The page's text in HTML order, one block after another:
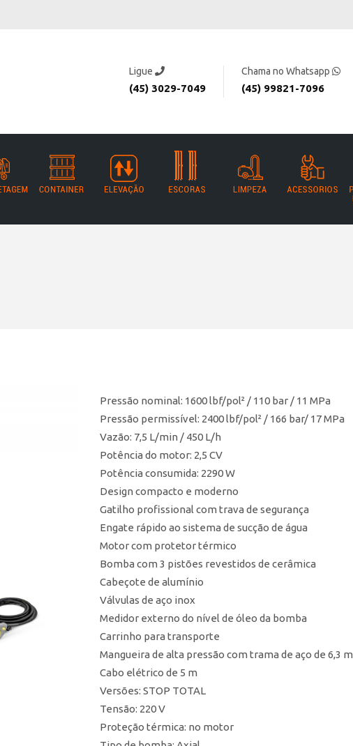
Ligue
(45) 3029-7049
Chama no Whatsapp
(45) 99821-7096
Pressão nominal: 1600 lbf/pol² / 110 bar / 11 MPa
Pressão permissível: 2400 lbf/pol² / 166 bar/ 17 MPa
Vazão: 7,5 L/min / 450 L/h
Potência do motor: 2,5 CV
Potência consumida: 2290 W
Design compacto e moderno
Gatilho profissional com trava de segurança
Engate rápido ao sistema de sucção de água
Motor com protetor térmico
Bomba com 3 pistões revestidos de cerâmica
Cabeçote de alumínio
Válvulas de aço inox
Medidor externo do nível de óleo da bomba
Carrinho para transporte
Mangueira de alta pressão com trama de aço de 6,3 m
Cabo elétrico de 5 m
Versões: STOP TOTAL
Tensão: 220 V
Proteção térmica: no motor